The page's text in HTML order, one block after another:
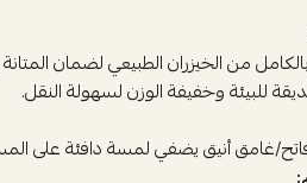
من الخيزران الطبيعي لضمان المتانة
للبيئة وخفيفة الوزن لسهولة النقل.
غامق أنيق يضفي لمسة دافئة على